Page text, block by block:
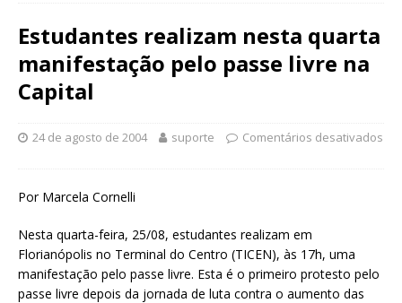
Estudantes realizam nesta quarta
manifestação pelo passe livre na
Capital
24 de agosto de 2004 suporte Comentários desativados
Por Marcela Cornelli
Nesta quarta-feira, 25/08, estudantes realizam em
Florianópolis no Terminal do Centro (TICEN), às 17h, uma
manifestação pelo passe livre. Esta é o primeiro protesto pelo
passe livre depois da jornada de luta contra o aumento das